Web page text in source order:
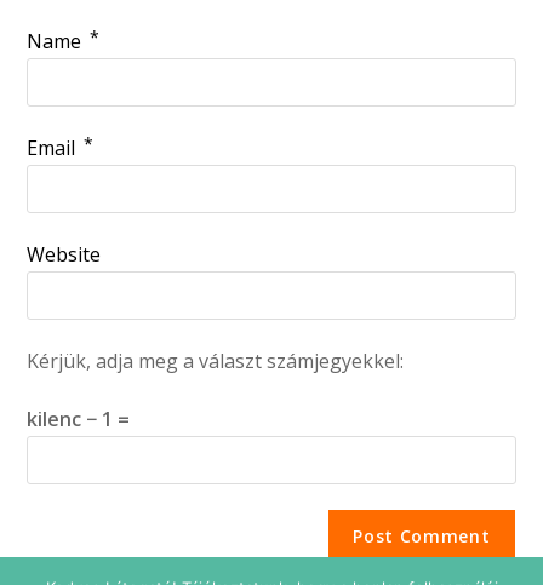
Name *
Email *
Website
Kérjük, adja meg a választ számjegyekkel:
kilenc − 1 =